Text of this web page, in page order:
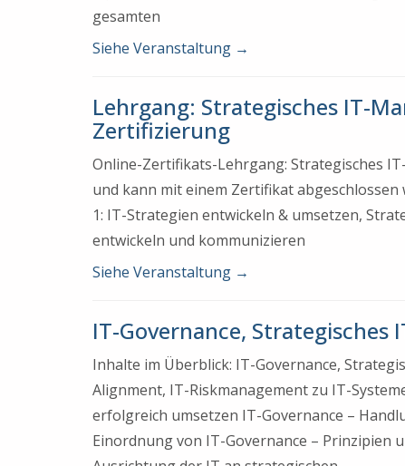
gesamten
Siehe Veranstaltung →
Lehrgang: Strategisches IT-
Zertifizierung
Online-Zertifikats-Lehrgang: Strategisches
und kann mit einem Zertifikat
1: IT-Strategien entwickeln & umsetzen,
entwickeln und kommunizieren
Siehe Veranstaltung →
IT-Governance, Strategisches
Inhalte im Überblick: IT-Governance,
Alignment, IT-Riskmanagement zu IT-
erfolgreich umsetzen IT-Governance –
Einordnung von IT-Governance – Prinzipien